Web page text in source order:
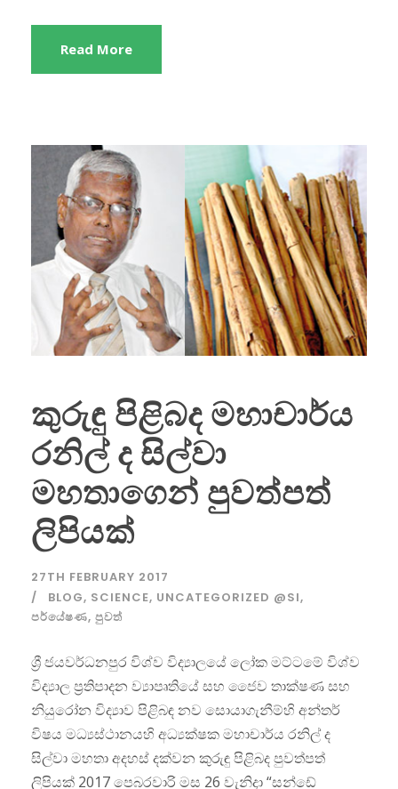
Read More
කුරුඳු පිළිබද මහාචාර්ය
රනිල් ද සිල්වා
මහතාගෙන් පුවත්පත්
ලිපියක්
27TH FEBRUARY 2017
BLOG, SCIENCE, UNCATEGORIZED @SI,
පර්යේෂණ, පුවත්
ශ්‍රී ජයවර්ධනපුර විශ්ව විද්‍යාලයේ ලෝක මට්ටමේ විශ්ව
විද්‍යාල ප්‍රතිපාදන ව්‍යාපෘතියේ සහ ජෛව තාක්ෂණ සහ
නියුරෝන විද්‍යාව පිළිබඳ නව සොයාගැනීම්හි අන්තර්
විෂය මධ්‍යස්ථානයහි අධ්‍යක්ෂක මහාචාර්ය රනිල් ද
සිල්වා මහතා අදහස් දක්වන කුරුඳු පිළිබද පුවත්පත්
ලිපියක් 2017 පෙබරවාරි මස 26 වැනිදා “සන්ඩේ